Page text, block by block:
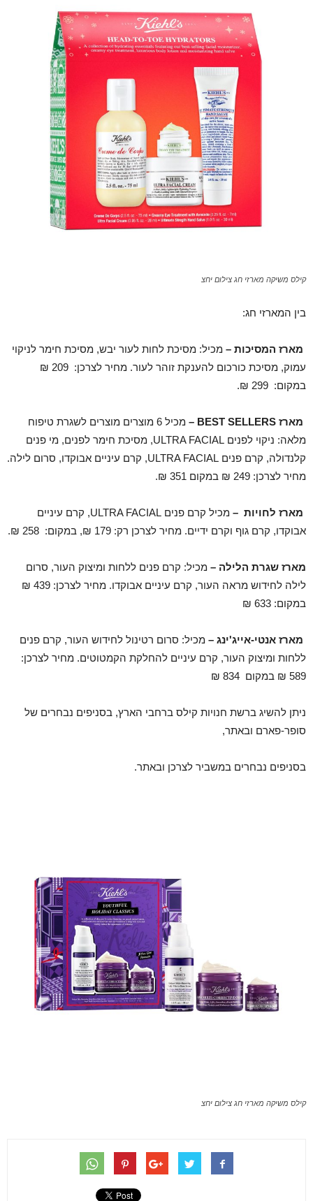
קילס משיקה מארזי חג צילום יחצ
בין המארזי חג:
מארז המסיכות – מכיל: מסיכת לחות לעור יבש, מסיכת חימר לניקוי
עמוק, מסיכת כורכום להענקת זוהר לעור. מחיר לצרכן: 209 ₪
במקום: 299 ₪.
מארז BEST SELLERS
–
מכיל 6 מוצרים מוצרים לשגרת טיפוח
מלאה: ניקוי לפנים ULTRA FACIAL, מסיכת חימר לפנים, מי פנים
קלנדולה, קרם פנים ULTRA FACIAL, קרם עיניים אבוקדו, סרום לילה.
מחיר לצרכן: 249 ₪ במקום 351 ₪.
מארז לחויות –
מכיל קרם פנים ULTRA FACIAL, קרם עיניים
אבוקדו, קרם גוף וקרם ידיים. מחיר לצרכן רק: 179 ₪, במקום: 258 ₪.
מארז שגרת הלילה – מכיל: קרם פנים ללחות ומיצוק העור, סרום
לילה לחידוש מראה העור, קרם עיניים אבוקדו. מחיר לצרכן: 439 ₪
במקום: 633 ₪
מארז אנטי-אייג'ינג – מכיל: סרום רטינול לחידוש העור, קרם פנים
ללחות ומיצוק העור, קרם עיניים להחלקת הקמטוטים. מחיר לצרכן:
589 ₪ במקום 834 ₪
ניתן להשיג ברשת חנויות קילס ברחבי הארץ, בסניפים נבחרים של
סופר-פארם ובאתר,
בסניפים נבחרים במשביר לצרכן ובאתר.
קילס משיקה מארזי חג צילום יחצ